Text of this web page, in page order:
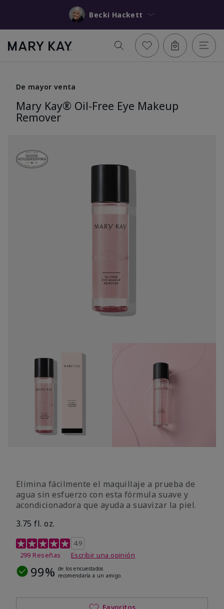
Becki Hackett
De mayor venta
Mary Kay® Oil-Free Eye Makeup
Remover
Elimina fácilmente el maquillaje a prueba de
agua sin esfuerzo con esta fórmula suave y
acondicionadora que ayuda a suavizar la piel.
3.75 fl. oz.
Calificación de clientes de 4,8 de 5
4.9
299 Reseñas
Escribir una opinión
99% de los encuestados
recomendaría a un amigo.